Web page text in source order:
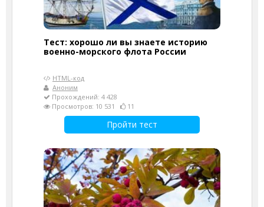
Тест: хорошо ли вы знаете историю
военно-морского флота России
HTML-код
Аноним
Прохождений: 4 428
Просмотров: 10 531
11
Пройти тест